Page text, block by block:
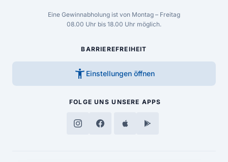
Eine Gewinnabholung ist von Montag – Freitag
08.00 Uhr bis 18.00 Uhr möglich.
BARRIEREFREIHEIT
accessibility_new Einstellungen öffnen
FOLGE UNS UNSERE APPS